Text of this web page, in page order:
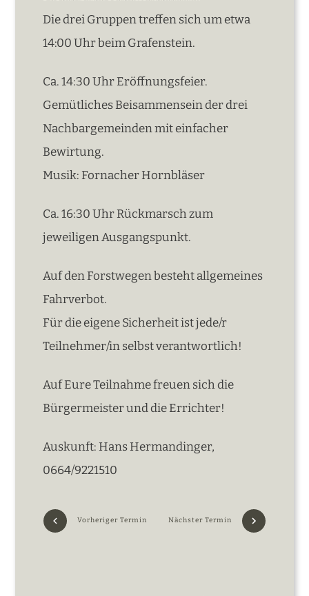
Die drei Gruppen treffen sich um etwa
14:00 Uhr beim Grafenstein.
Ca. 14:30 Uhr Eröffnungsfeier.
Gemütliches Beisammensein der drei
Nachbargemeinden mit einfacher
Bewirtung.
Musik: Fornacher Hornbläser
Ca. 16:30 Uhr Rückmarsch zum
jeweiligen Ausgangspunkt.
Auf den Forstwegen besteht allgemeines
Fahrverbot.
Für die eigene Sicherheit ist jede/r
Teilnehmer/in selbst verantwortlich!
Auf Eure Teilnahme freuen sich die
Bürgermeister und die Errichter!
Auskunft: Hans Hermandinger,
0664/9221510
Vorheriger Termin Nächster Termin